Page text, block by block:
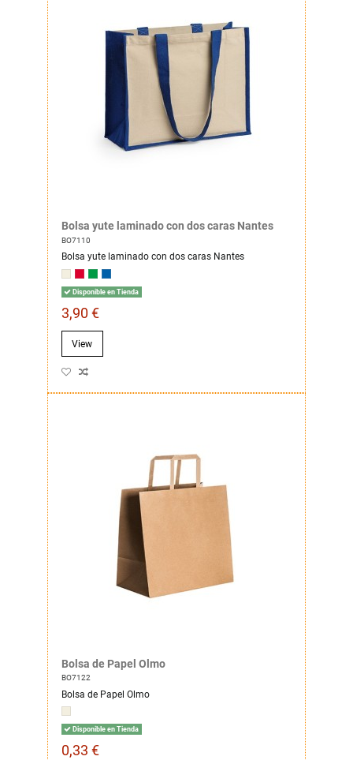
Bolsa yute laminado con dos caras Nantes
BO7110
Bolsa yute laminado con dos caras Nantes
Disponible en Tienda
3,90 €
View
Bolsa de Papel Olmo
BO7122
Bolsa de Papel Olmo
Disponible en Tienda
0,33 €